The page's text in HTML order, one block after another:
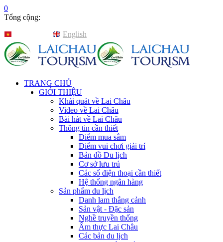
0
Tổng cộng:
English
TRANG CHỦ
GIỚI THIỆU
Khái quát về Lai Châu
Video về Lai Châu
Bài hát về Lai Châu
Thông tin cần thiết
Điểm mua sắm
Điểm vui chơi giải trí
Bản đồ Du lịch
Cơ sở lưu trú
Các số điện thoại cần thiết
Hệ thống ngân hàng
Sản phẩm du lịch
Danh lam thắng cảnh
Sản vật - Đặc sản
Nghề truyền thống
Ẩm thực Lai Châu
Các bản du lịch